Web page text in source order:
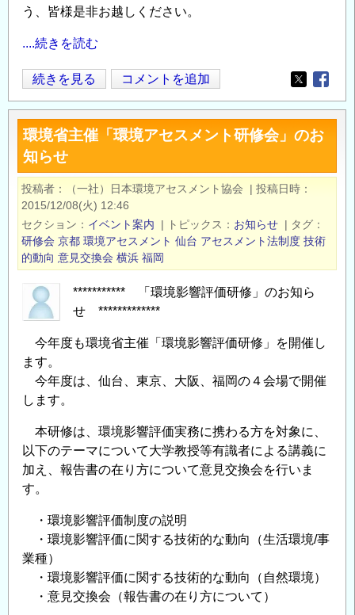
う、皆様是非お越しください。
....続きを読む
【地
盤
工
学
会】
2026
年
7
月
7
（火）
開
催
_
第
61
地
盤
工
学
発
表
会
続きを見る コメントを追加
Opens in
環境省主催「環境アセスメント研修会」のお
知らせ
投稿者 （一社）日本環境アセスメント協会 | 投稿日時
2015/12/08(火) 12:46
セクション
イベント案内 | トピックス お知らせ | タグ
研修会 京都 環境アセスメント 仙台 アセスメント法制度 技術
的動向 意見交換会 横浜 福岡
*********** 「環境影響評価研修」のお知ら
せ *************
今年度も環境省主催「環境影響評価研修」を開催し
ます。
今年度は、仙台、東京、大阪、福岡の４会場で開催
します。
本研修は、環境影響評価実務に携わる方を対象に、
以下のテーマについて大学教授等有識者による講義に
加え、報告書の在り方について意見交換会を行いま
す。
・環境影響評価制度の説明
・環境影響評価に関する技術的な動向（生活環境/事
業種）
・環境影響評価に関する技術的な動向（自然環境）
・意見交換会（報告書の在り方について）